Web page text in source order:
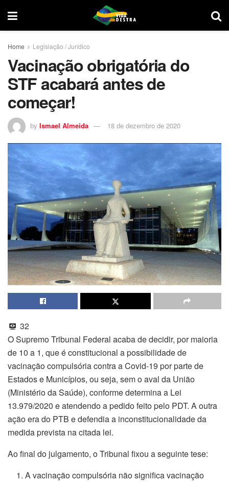
Home Legislação / Jurídico
Vacinação obrigatória do
STF acabará antes de
começar!
by Ismael Almeida 18 de dezembro de 2020
32
O Supremo Tribunal Federal acaba de decidir, por maioria
de 10 a 1, que é constitucional a possibilidade de
vacinação compulsória contra a Covid-19 por parte de
Estados e Municípios, ou seja, sem o aval da União
(Ministério da Saúde), conforme determina a Lei
13.979/2020 e atendendo a pedido feito pelo PDT. A outra
ação era do PTB e defendia a inconstitucionalidade da
medida prevista na citada lei.
Ao final do julgamento, o Tribunal fixou a seguinte tese:
A vacinação compulsória não significa vacinação